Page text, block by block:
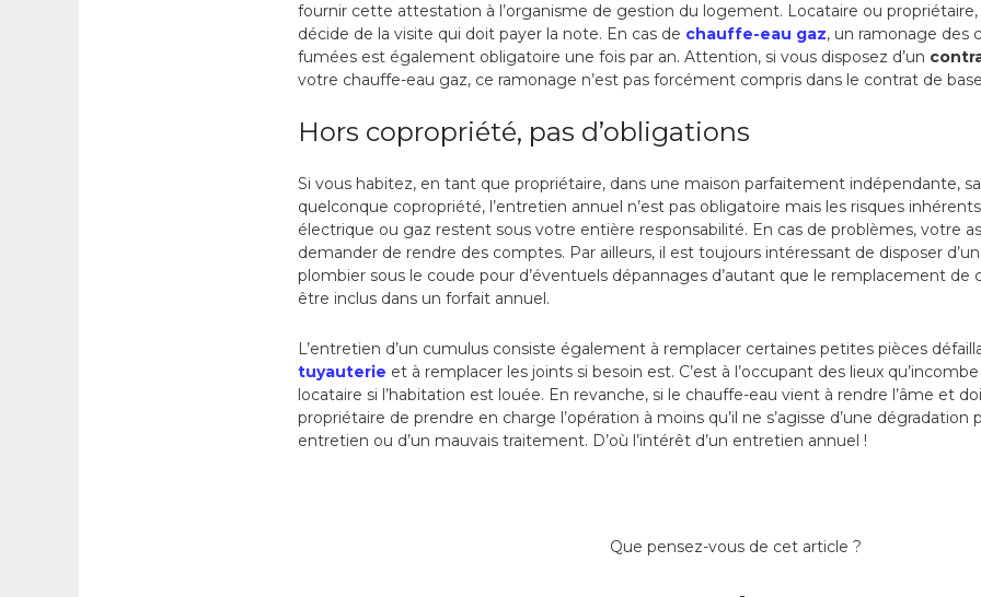
fournir cette attestation à l’organisme de gestion du logement. Locataire ou propriétaire,
décide de la visite qui doit payer la note. En cas de chauffe-eau gaz, un ramonage des
fumées est également obligatoire une fois par an. Attention, si vous disposez d’un
votre chauffe-eau gaz, ce ramonage n’est pas forcément compris dans le contrat de
Hors copropriété, pas d’obligations
Si vous habitez, en tant que propriétaire, dans une maison parfaitement indépendante,
quelconque copropriété, l’entretien annuel n’est pas obligatoire mais les risques
électrique ou gaz restent sous votre entière responsabilité. En cas de problèmes, votre
demander de rendre des comptes. Par ailleurs, il est toujours intéressant de disposer
plombier sous le coude pour d’éventuels dépannages d’autant que le remplacement de
être inclus dans un forfait annuel.
L’entretien d’un cumulus consiste également à remplacer certaines petites pièces
tuyauterie et à remplacer les joints si besoin est. C’est à l’occupant des lieux
locataire si l’habitation est louée. En revanche, si le chauffe-eau vient à rendre l’âme et
propriétaire de prendre en charge l’opération à moins qu’il ne s’agisse d’une dégradation
entretien ou d’un mauvais traitement. D’où l’intérêt d’un entretien annuel !
Que pensez-vous de cet article ?